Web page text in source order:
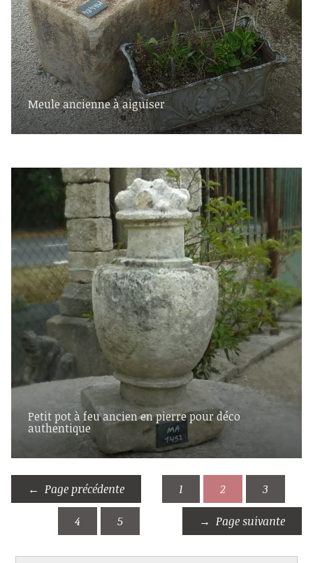
Meule ancienne à aiguiser
Petit pot à feu ancien en pierre pour déco
authentique
Page précédente 1 2 3
4 5 Page suivante